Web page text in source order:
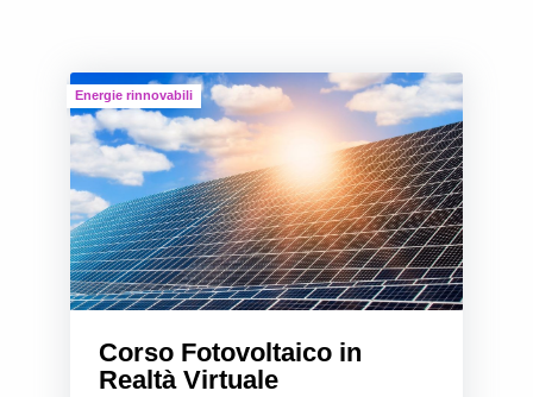
Energie rinnovabili
Corso Fotovoltaico in
Realtà Virtuale